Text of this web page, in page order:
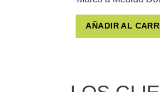
AÑADIR AL